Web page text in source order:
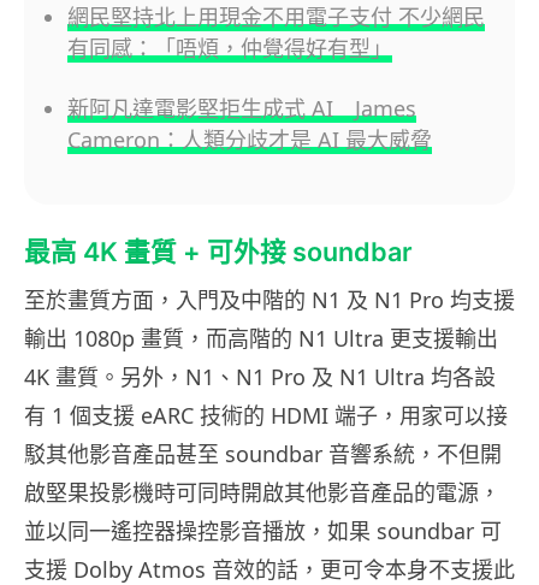
網民堅持北上用現金不用電子支付 不少網民
有同感：「唔煩，仲覺得好有型」
新阿凡達電影堅拒生成式 AI James
Cameron：人類分歧才是 AI 最大威脅
最高 4K 畫質 + 可外接 soundbar
至於畫質方面，入門及中階的 N1 及 N1 Pro 均支援
輸出 1080p 畫質，而高階的 N1 Ultra 更支援輸出
4K 畫質。另外，N1、N1 Pro 及 N1 Ultra 均各設
有 1 個支援 eARC 技術的 HDMI 端子，用家可以接
駁其他影音產品甚至 soundbar 音響系統，不但開
啟堅果投影機時可同時開啟其他影音產品的電源，
並以同一遙控器操控影音播放，如果 soundbar 可
支援 Dolby Atmos 音效的話，更可令本身不支援此